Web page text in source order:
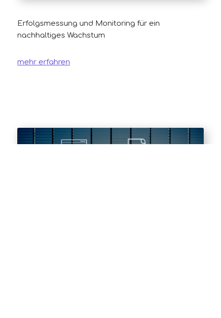
Erfolgsmessung und Monitoring für ein
nachhaltiges Wachstum
mehr erfahren